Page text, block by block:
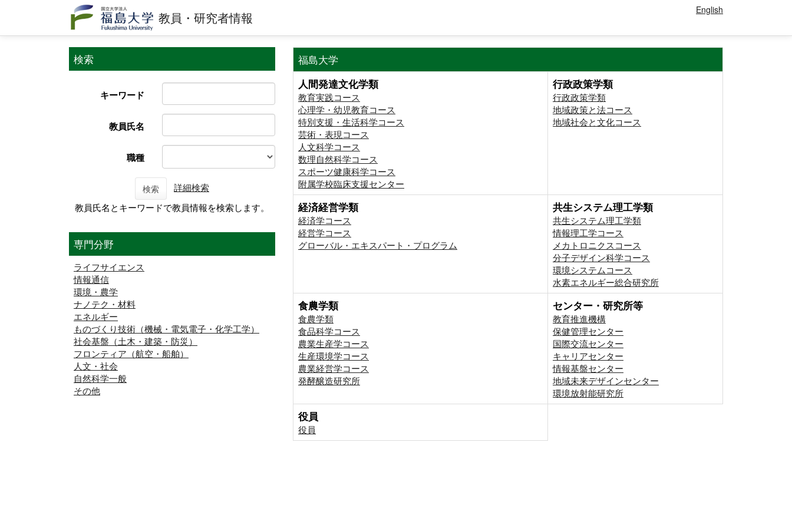
教員・研究者情報 English
検索
キーワード
教員氏名
職種
検索
詳細検索
教員氏名とキーワードで教員情報を検索します。
専門分野
ライフサイエンス
情報通信
環境・農学
ナノテク・材料
エネルギー
ものづくり技術（機械・電気電子・化学工学）
社会基盤（土木・建築・防災）
フロンティア（航空・船舶）
人文・社会
自然科学一般
その他
福島大学
人間発達文化学類
教育実践コース
心理学・幼児教育コース
特別支援・生活科学コース
芸術・表現コース
人文科学コース
数理自然科学コース
スポーツ健康科学コース
附属学校臨床支援センター
行政政策学類
行政政策学類
地域政策と法コース
地域社会と文化コース
経済経営学類
経済学コース
経営学コース
グローバル・エキスパート・プログラム
共生システム理工学類
共生システム理工学類
情報理工学コース
メカトロニクスコース
分子デザイン科学コース
環境システムコース
⽔素エネルギー総合研究所
食農学類
食農学類
食品科学コース
農業生産学コース
生産環境学コース
農業経営学コース
発酵醸造研究所
センター・研究所等
教育推進機構
保健管理センター
国際交流センター
キャリアセンター
情報基盤センター
地域未来デザインセンター
環境放射能研究所
役員
役員